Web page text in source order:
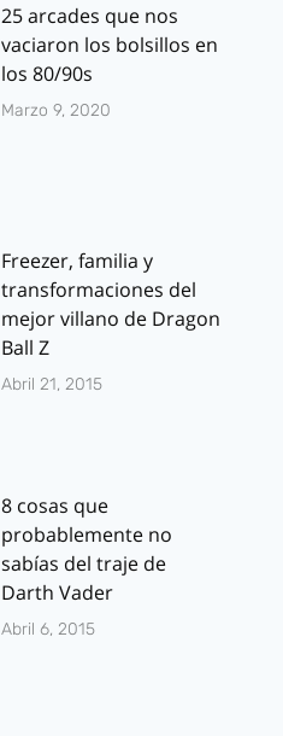
25 arcades que nos
vaciaron los bolsillos en
los 80/90s
Marzo 9, 2020
Freezer, familia y
transformaciones del
mejor villano de Dragon
Ball Z
Abril 21, 2015
8 cosas que
probablemente no
sabías del traje de
Darth Vader
Abril 6, 2015